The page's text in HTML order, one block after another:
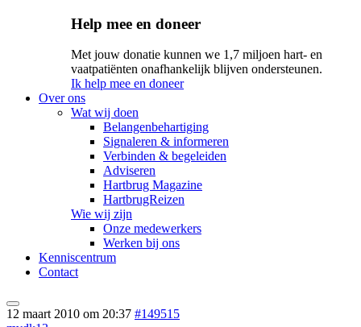
Help mee en doneer
Met jouw donatie kunnen we 1,7 miljoen hart- en
vaatpatiënten onafhankelijk blijven ondersteunen.
Ik help mee en doneer
Over ons
Wat wij doen
Belangenbehartiging
Signaleren & informeren
Verbinden & begeleiden
Adviseren
Hartbrug Magazine
HartbrugReizen
Wie wij zijn
Onze medewerkers
Werken bij ons
Kenniscentrum
Contact
12 maart 2010 om 20:37 #149515